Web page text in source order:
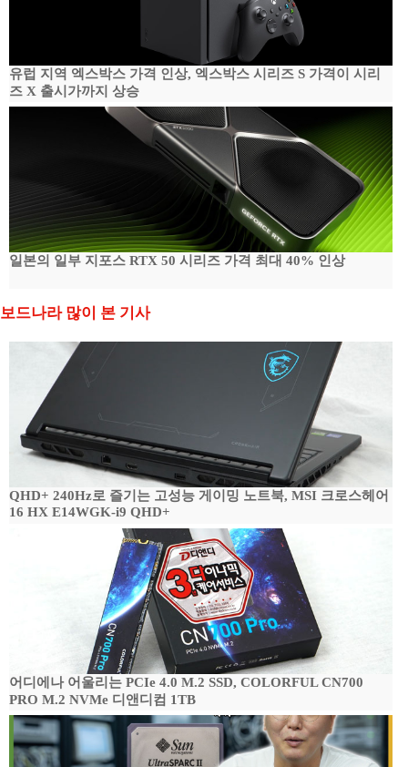
유럽 지역 엑스박스 가격 인상, 엑스박스 시리즈 S 가격이 시리
즈 X 출시가까지 상승
일본의 일부 지포스 RTX 50 시리즈 가격 최대 40% 인상
보드나라 많이 본 기사
QHD+ 240Hz로 즐기는 고성능 게이밍 노트북, MSI 크로스헤어
16 HX E14WGK-i9 QHD+
어디에나 어울리는 PCIe 4.0 M.2 SSD, COLORFUL CN700
PRO M.2 NVMe 디앤디컴 1TB